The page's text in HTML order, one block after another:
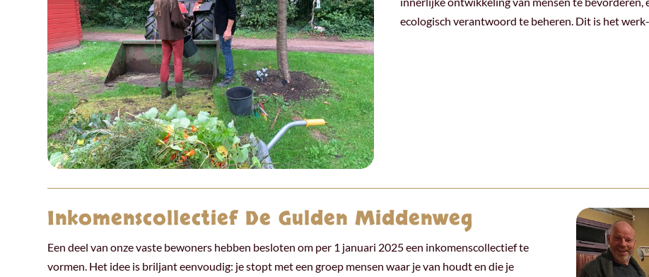
ecologisch verantwoord te beheren. Dit is het
Inkomenscollectief De Gulden Middenweg
Een deel van onze vaste bewoners hebben besloten om per 1 januari 2025 een inkomenscollectief te
vormen. Het idee is briljant eenvoudig: je stopt met een groep mensen waar je van houdt en die je